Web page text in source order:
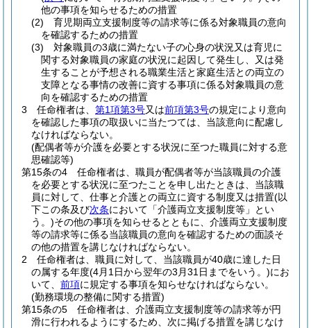
他の事項を知らせるための措置
(2)
育児期両立支援制度等の請求等に係る対象職員の意向
を確認するための措置
(3)
対象職員の3歳に満たない子の心身の状況又は育児に
関する対象職員の家庭の状況に起因して発生し、又は発
生することが予想される職業生活と家庭生活との両立の
支障となる事情の改善に資する事項に係る対象職員の意
向を確認するための措置
3
任命権者は、 第1項第3号又は前項第3号の規定により意向
を確認した事項の取扱いに当たつては、当該意向に配慮し
なければならない。
(配偶者等が介護を必要とする状況に至つた職員に対する意
思確認等)
第15条の4
任命権者は、職員が配偶者等が当該職員の介護
を必要とする状況に至つたことを申し出たときは、当該職
員に対して、仕事と介護との両立に資する制度又は措置(以
下この条及び次条において「介護両立支援制度等」とい
う。)その他の事項を知らせるとともに、介護両立支援制度
等の請求等に係る当該職員の意向を確認するための面談そ
の他の措置を講じなければならない。
2
任命権者は、職員に対して、当該職員が40歳に達した日
の属する年度(4月1日から翌年の3月31日までをいう。)にお
いて、 前項に規定する事項を知らせなければならない。
(勤務環境の整備に関する措置)
第15条の5
任命権者は、介護両立支援制度等の請求等が円
滑に行われるようにするため、次に掲げる措置を講じなけ